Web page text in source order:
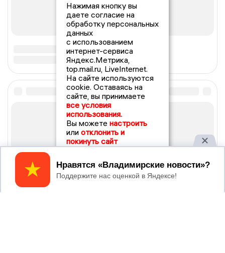
Нажимая кнопку вы
даете согласие на
обработку персональных
данных
с использованием
интернет-сервиса
Яндекс.Метрика,
top.mail.ru, LiveInternet.
На сайте используются
cookie. Оставаясь на
сайте, вы принимаете
все условия
использования.
Вы можете настроить
или отклонить и
покинуть сайт
Принять